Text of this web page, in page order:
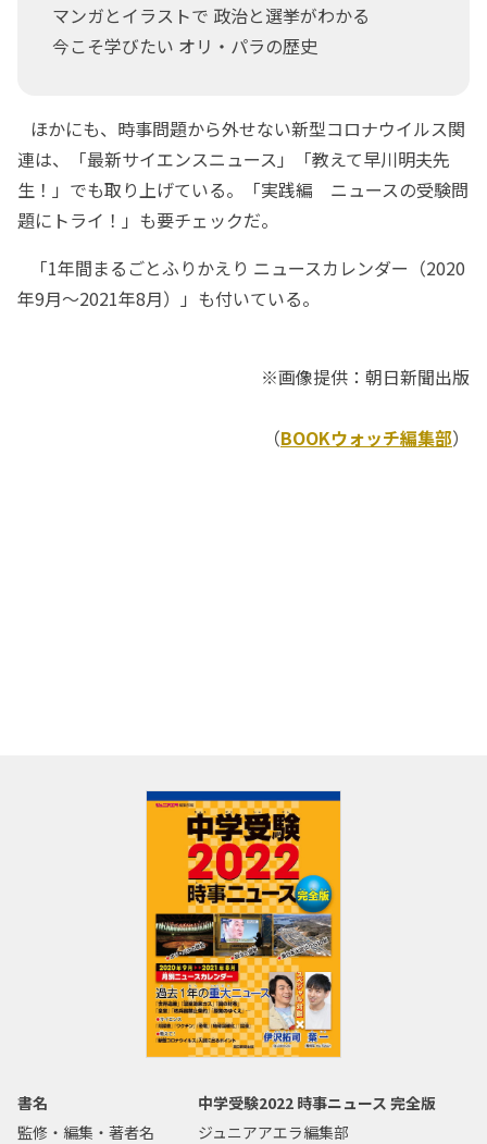
マンガとイラストで 政治と選挙がわかる
今こそ学びたい オリ・パラの歴史
ほかにも、時事問題から外せない新型コロナウイルス関
連は、「最新サイエンスニュース」「教えて早川明夫先
生！」でも取り上げている。「実践編 ニュースの受験問
題にトライ！」も要チェックだ。
「1年間まるごとふりかえり ニュースカレンダー（2020
年9月～2021年8月）」も付いている。
※画像提供：朝日新聞出版
（BOOKウォッチ編集部）
書名
中学受験2022 時事ニュース 完全版
監修・編集・著者名
ジュニアアエラ編集部